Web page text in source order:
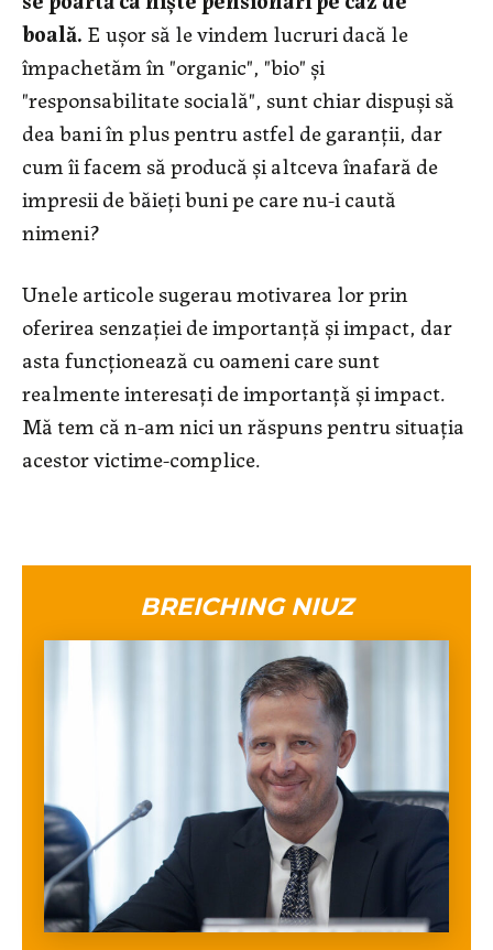
boală. E ușor să le vindem lucruri dacă le
împachetăm în "organic", "bio" și
"responsabilitate socială", sunt chiar dispuși să
dea bani în plus pentru astfel de garanții, dar
cum îi facem să producă și altceva înafară de
impresii de băieți buni pe care nu-i caută
nimeni?
Unele articole sugerau motivarea lor prin
oferirea senzației de importanță și impact, dar
asta funcționează cu oameni care sunt
realmente interesați de importanță și impact.
Mă tem că n-am nici un răspuns pentru situația
acestor victime-complice.
BREICHING NIUZ